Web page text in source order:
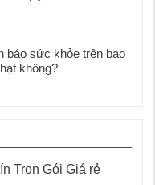
báo sức khỏe trên bao
không?
Trọn Gói Giá rẻ